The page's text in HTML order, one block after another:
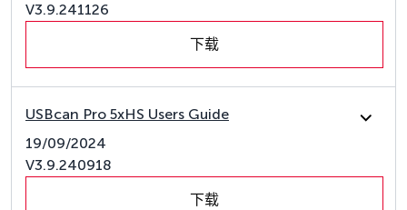
V3.9.241126
下载
USBcan Pro 5xHS Users Guide
19/09/2024
V3.9.240918
下载